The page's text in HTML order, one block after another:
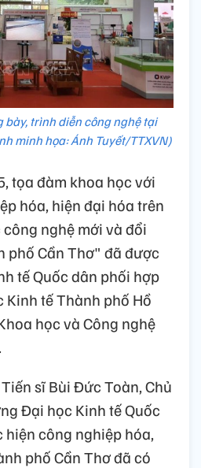
bày, trình diễn công nghệ tại
minh họa: Ánh Tuyết/TTXVN)
tọa đàm khoa học với
hóa, hiện đại hóa trên
nghệ mới và đổi
phố Cần Thơ" đã được
tế Quốc dân phối hợp
tế Thành phố Hồ
học và Công nghệ
sĩ Bùi Đức Toàn, Chủ
Đại học Kinh tế Quốc
công nghiệp hóa,
phố Cần Thơ đã có